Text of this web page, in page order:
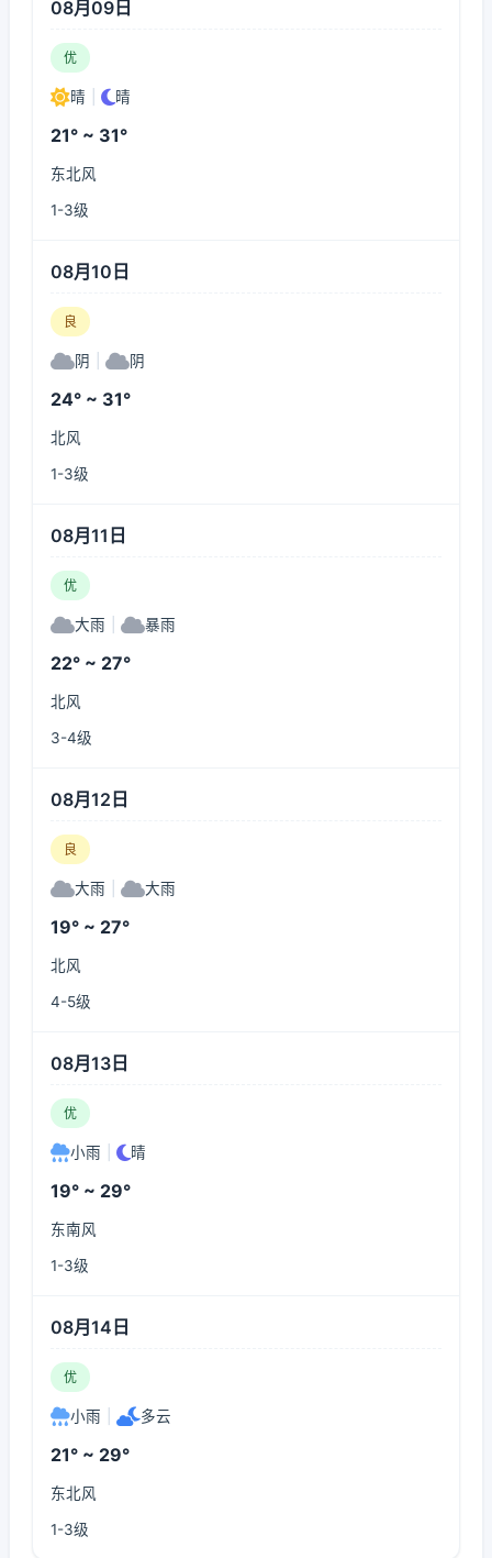
08月09日
优
晴 晴
21° ~ 31°
东北风
1-3级
08月10日
良
阴 阴
24° ~ 31°
北风
1-3级
08月11日
优
大雨 暴雨
22° ~ 27°
北风
3-4级
08月12日
良
大雨 大雨
19° ~ 27°
北风
4-5级
08月13日
优
小雨 晴
19° ~ 29°
东南风
1-3级
08月14日
优
小雨 多云
21° ~ 29°
东北风
1-3级